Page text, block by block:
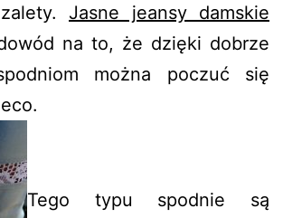
Jasne jeansy damskie
na to, że dzięki dobrze
można poczuć się
Tego typu spodnie są